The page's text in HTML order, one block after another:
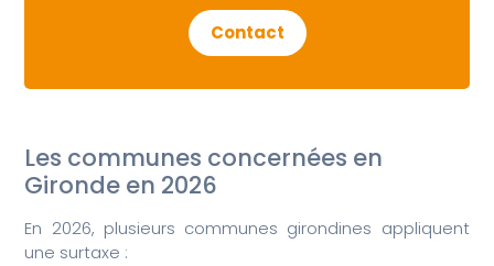
Contact
Les communes concernées en
Gironde en 2026
En 2026, plusieurs communes girondines appliquent
une surtaxe :